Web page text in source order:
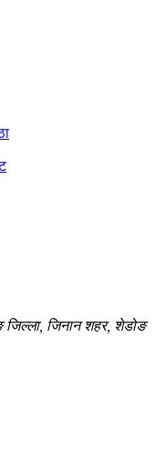
जिल्ला, जिनान शहर, शेडोङ